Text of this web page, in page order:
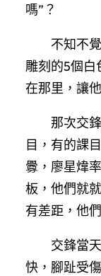
嗎”？
不知不
雕刻的5個白
在那里，讓
那次交
目，有的課
釁，廖星煒
板，他們就
有差距，他
交鋒當
快，腳趾受